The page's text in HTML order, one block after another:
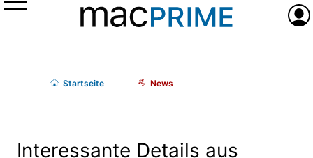
Menü
Startseite News
Interessante Details aus